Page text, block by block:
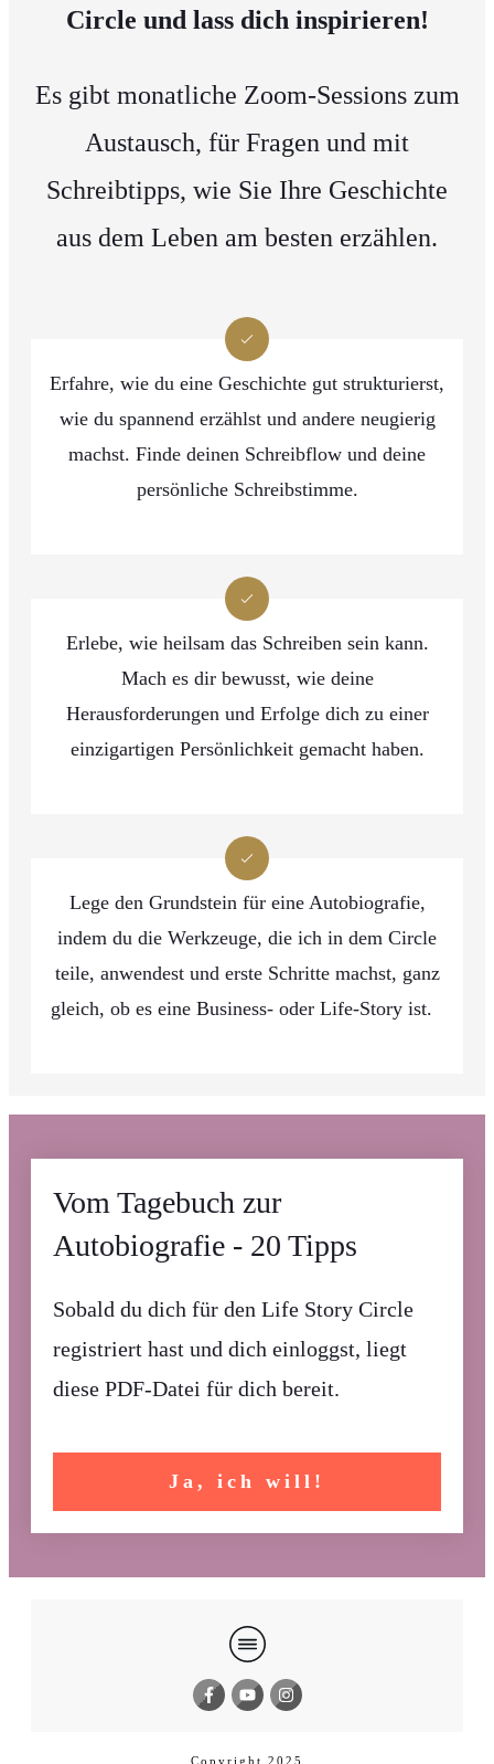
Circle und lass dich inspirieren!
Es gibt monatliche Zoom-Sessions zum
Austausch, für Fragen und mit
Schreibtipps, wie Sie Ihre Geschichte
aus dem Leben am besten erzählen.
Erfahre, wie du eine Geschichte gut strukturierst,
wie du spannend erzählst und andere neugierig
machst. Finde deinen Schreibflow und deine
persönliche Schreibstimme.
Erlebe, wie heilsam das Schreiben sein kann.
Mach es dir bewusst, wie deine
Herausforderungen und Erfolge dich zu einer
einzigartigen Persönlichkeit gemacht haben.
Lege den Grundstein für eine Autobiografie,
indem du die Werkzeuge, die ich in dem Circle
teile, anwendest und erste Schritte machst, ganz
gleich, ob es eine Business- oder Life-Story ist.
Vom Tagebuch zur
Autobiografie - 20 Tipps
Sobald du dich für den Life Story Circle
registriert hast und dich einloggst, liegt
diese PDF-Datei für dich bereit.
Ja, ich will!
Copyright 2025